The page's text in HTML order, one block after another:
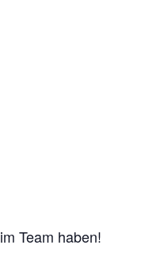
Team haben!